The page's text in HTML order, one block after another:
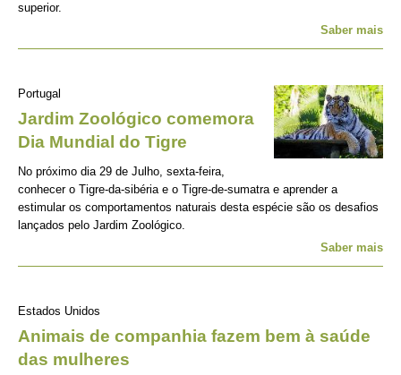
superior.
Saber mais
Portugal
Jardim Zoológico comemora
Dia Mundial do Tigre
No próximo dia 29 de Julho, sexta-feira,
conhecer o Tigre-da-sibéria e o Tigre-de-sumatra e aprender a
estimular os comportamentos naturais desta espécie são os desafios
lançados pelo Jardim Zoológico.
Saber mais
Estados Unidos
Animais de companhia fazem bem à saúde
das mulheres